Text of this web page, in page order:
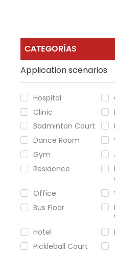
CATEGORÍAS
Application scenarios
Hospital
Clinic
Badminton Court
Dance Room
Gym
Residence
Office
Bus Floor
Hotel
Pickleball Court